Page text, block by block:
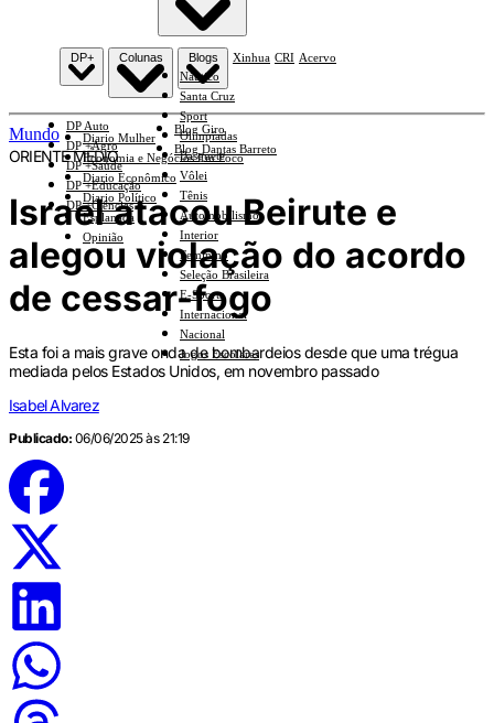
Náutico
Santa Cruz
Sport
Olimpíadas
Basquete
Vôlei
Tênis
Automobilismo
Interior
Feminino
Seleção Brasileira
E-Sports
Internacional
Nacional
Jogos Escolares
DP+
DP Auto
DP +Agro
DP +Saúde
DP +Educação
DP +Ciências
Colunas
Diario Mulher
Economia e Negócios Em Foco
Diario Econômico
Diario Político
Esplanada
Opinião
Blogs
Blog Giro
Blog Dantas Barreto
Xinhua CRI Acervo
Mundo
ORIENTE MÉDIO
Israel atacou Beirute e
alegou violação do acordo
de cessar-fogo
Esta foi a mais grave onda de bombardeios desde que uma trégua
mediada pelos Estados Unidos, em novembro passado
Isabel Alvarez
Publicado: 06/06/2025 às 21:19